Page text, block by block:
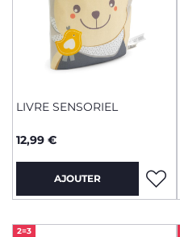
LIVRE SENSORIEL
12,99 €
AJOUTER
2=3